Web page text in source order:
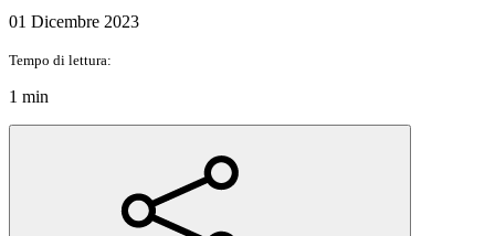
01 Dicembre 2023
Tempo di lettura:
1 min